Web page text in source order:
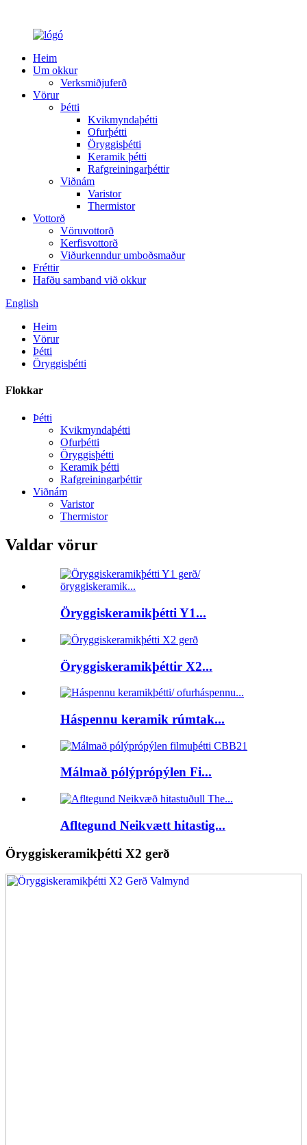
Heim
Um okkur
Verksmiðjuferð
Vörur
Þétti
Kvikmyndaþétti
Ofurþétti
Öryggisþétti
Keramik þétti
Rafgreiningarþéttir
Viðnám
Varistor
Thermistor
Vottorð
Vöruvottorð
Kerfisvottorð
Viðurkenndur umboðsmaður
Fréttir
Hafðu samband við okkur
English
Heim
Vörur
Þétti
Öryggisþétti
Flokkar
Þétti
Kvikmyndaþétti
Ofurþétti
Öryggisþétti
Keramik þétti
Rafgreiningarþéttir
Viðnám
Varistor
Thermistor
Valdar vörur
Öryggiskeramikþétti Y1...
Öryggiskeramikþéttir X2...
Háspennu keramik rúmtak...
Málmað pólýprópýlen Fi...
Afltegund Neikvætt hitastig...
Öryggiskeramikþétti X2 gerð